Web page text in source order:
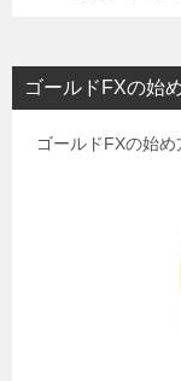
ゴールドFXの始
ゴールドFXの始め